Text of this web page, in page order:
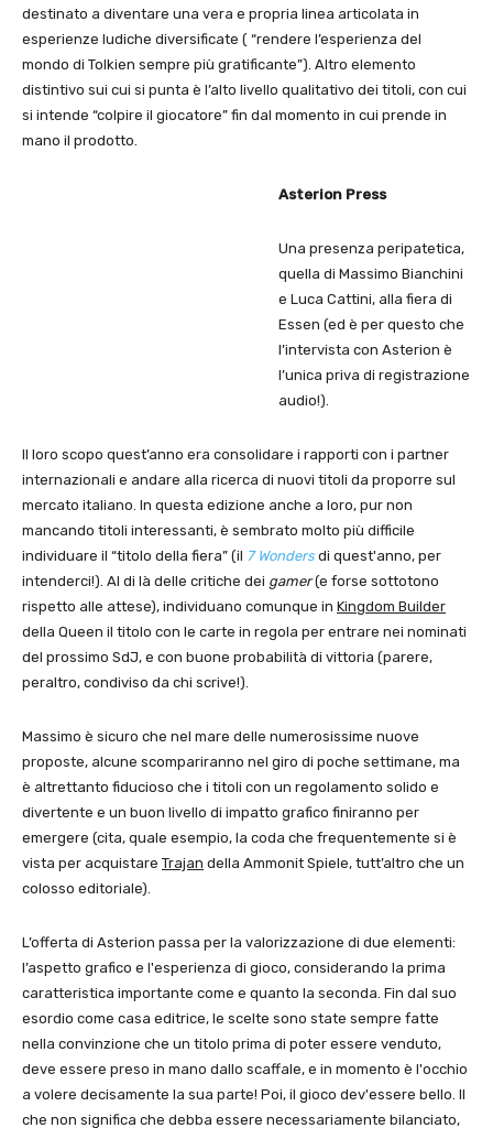
destinato a diventare una vera e propria linea articolata in
esperienze ludiche diversificate ( “rendere l’esperienza del
mondo di Tolkien sempre più gratificante”). Altro elemento
distintivo sui cui si punta è l’alto livello qualitativo dei titoli, con cui
si intende “colpire il giocatore” fin dal momento in cui prende in
mano il prodotto.
Asterion Press
Una presenza peripatetica,
quella di Massimo Bianchini
e Luca Cattini, alla fiera di
Essen (ed è per questo che
l’intervista con Asterion è
l’unica priva di registrazione
audio!).
Il loro scopo quest’anno era consolidare i rapporti con i partner
internazionali e andare alla ricerca di nuovi titoli da proporre sul
mercato italiano. In questa edizione anche a loro, pur non
mancando titoli interessanti, è sembrato molto più difficile
individuare il “titolo della fiera” (il 7 Wonders di quest'anno, per
intenderci!). Al di là delle critiche dei gamer(e forse sottotono
rispetto alle attese), individuano comunque in Kingdom Builder
della Queen il titolo con le carte in regola per entrare nei nominati
del prossimo SdJ, e con buone probabilità di vittoria (parere,
peraltro, condiviso da chi scrive!).
Massimo è sicuro che nel mare delle numerosissime nuove
proposte, alcune scompariranno nel giro di poche settimane, ma
è altrettanto fiducioso che i titoli con un regolamento solido e
divertente e un buon livello di impatto grafico finiranno per
emergere (cita, quale esempio, la coda che frequentemente si è
vista per acquistare Trajan della Ammonit Spiele, tutt’altro che un
colosso editoriale).
L’offerta di Asterion passa per la valorizzazione di due elementi:
l’aspetto grafico e l'esperienza di gioco, considerando la prima
caratteristica importante come e quanto la seconda. Fin dal suo
esordio come casa editrice, le scelte sono state sempre fatte
nella convinzione che un titolo prima di poter essere venduto,
deve essere preso in mano dallo scaffale, e in momento è l'occhio
a volere decisamente la sua parte! Poi, il gioco dev'essere bello. Il
che non significa che debba essere necessariamente bilanciato,